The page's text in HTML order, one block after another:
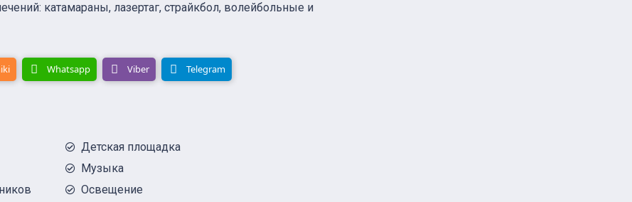
катамараны, лазертаг, страйкбол, волейбольные и
Whatsapp Viber Telegram
Детская площадка
Музыка
Освещение